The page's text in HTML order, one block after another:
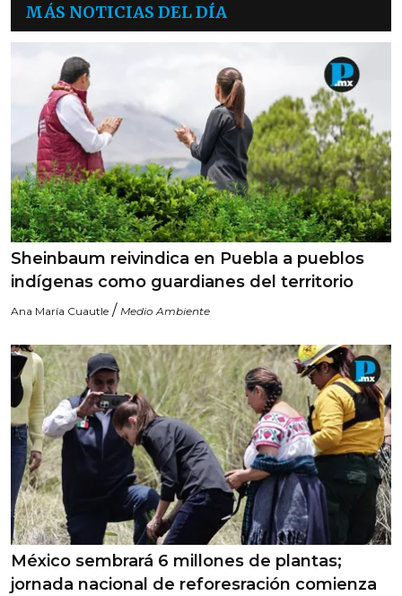
MÁS NOTICIAS DEL DÍA
Sheinbaum reivindica en Puebla a pueblos
indígenas como guardianes del territorio
Ana María Cuautle / Medio Ambiente
México sembrará 6 millones de plantas;
jornada nacional de reforesración comienza